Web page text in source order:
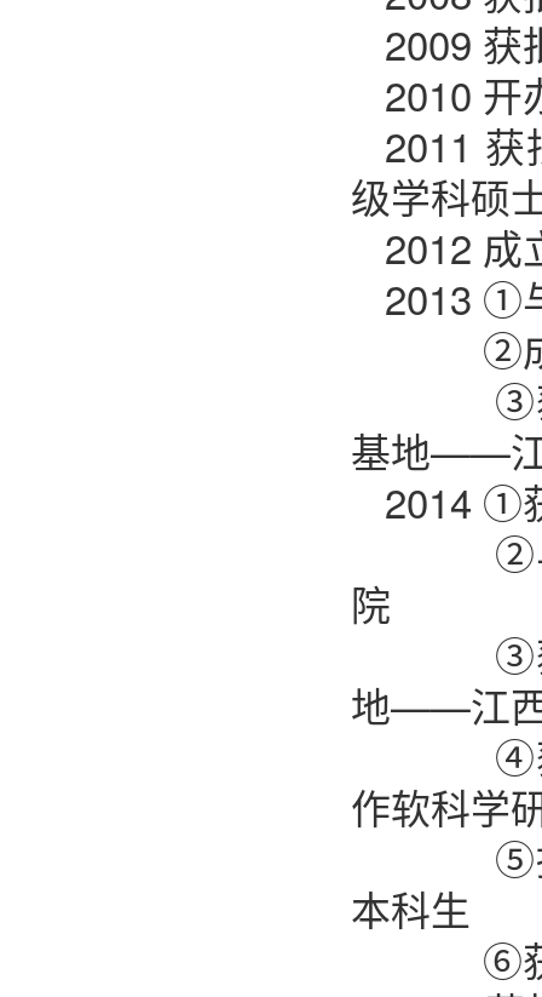
2009 获
2010 开
2011
级学科硕
2012 成
2013 ①
②成立
③获
基地——江
2014 ①
②与
院
③获
地——江西
④获
作软科学
⑤招
本科生
⑥获批